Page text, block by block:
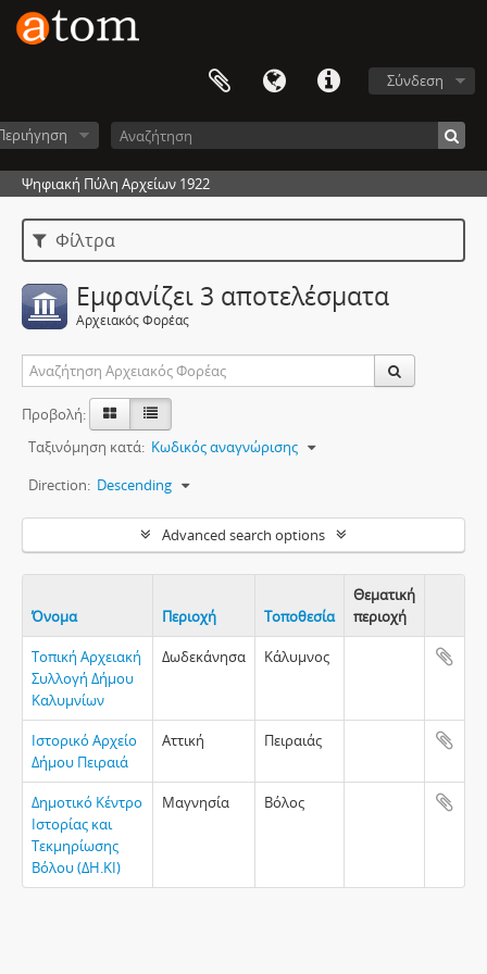
Σύνδεση
Ψηφιακή Πύλη Αρχείων 1922
Φίλτρα
Εμφανίζει 3 αποτελέσματα
Αρχειακός Φορέας
Προβολή:
Ταξινόμηση κατά: Κωδικός αναγνώρισης
Direction: Descending
Advanced search options
Όνομα Περιοχή Τοποθεσία
Θεματική
περιοχή
Τοπική Αρχειακή
Συλλογή Δήμου
Καλυμνίων
Δωδεκάνησα Κάλυμνος
Ιστορικό Αρχείο
Δήμου Πειραιά
Αττική Πειραιάς
Δημοτικό Κέντρο
Ιστορίας και
Τεκμηρίωσης
Βόλου (ΔΗ.ΚΙ)
Μαγνησία Βόλος